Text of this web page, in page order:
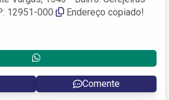
12951-000
Endereço copiado!
Comente